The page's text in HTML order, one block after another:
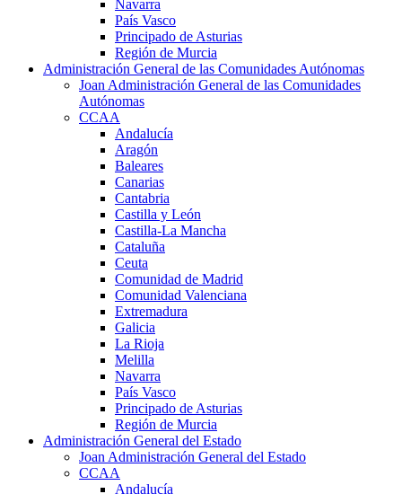
Navarra
País Vasco
Principado de Asturias
Región de Murcia
Administración General de las Comunidades Autónomas
Joan Administración General de las Comunidades
Autónomas
CCAA
Andalucía
Aragón
Baleares
Canarias
Cantabria
Castilla y León
Castilla-La Mancha
Cataluña
Ceuta
Comunidad de Madrid
Comunidad Valenciana
Extremadura
Galicia
La Rioja
Melilla
Navarra
País Vasco
Principado de Asturias
Región de Murcia
Administración General del Estado
Joan Administración General del Estado
CCAA
Andalucía